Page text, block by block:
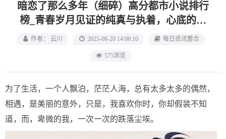
暗恋了那么多年（细碎）‌高分都市小说排行
榜‌_青春岁月见证的纯真与执着，心底的爱
永不消逝
作者： 云川 2025-08-20 14:08:10 每日资讯整合
575浏览
为了生活，一个人飘泊，茫茫人海，总有太多太多的偶然，
相遇，是美丽的意外，只是，我喜欢你时，你却假装不知
道，而，卑微的我，一次一次的跌落尘埃。